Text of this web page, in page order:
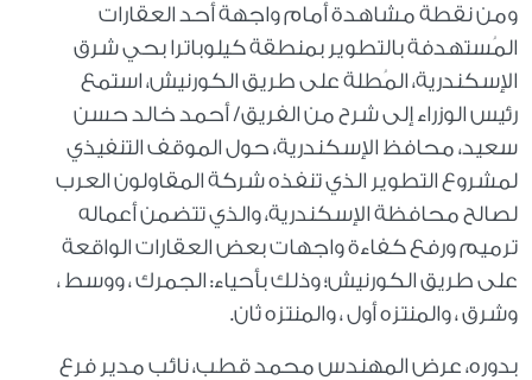
ومن نقطة مشاهدة أمام واجهة أحد العقارات
المُستهدفة بالتطوير بمنطقة كيلوباترا بحي شرق
الإسكندرية، المُطلة على طريق الكورنيش، استمع
رئيس الوزراء إلى شرح من الفريق/ أحمد خالد حسن
سعيد، محافظ الإسكندرية، حول الموقف التنفيذي
لمشروع التطوير الذي تنفذه شركة المقاولون العرب
لصالح محافظة الإسكندرية، والذي تتضمن أعماله
ترميم ورفع كفاءة واجهات بعض العقارات الواقعة
على طريق الكورنيش؛ وذلك بأحياء: الجمرك ، ووسط ،
وشرق ، والمنتزه أول ، والمنتزه ثان.
بدوره، عرض المهندس محمد قطب، نائب مدير فرع